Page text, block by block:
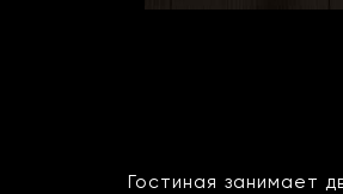
Гостиная занимает